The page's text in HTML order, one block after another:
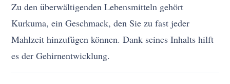
Zu den überwältigenden Lebensmitteln gehört
Kurkuma, ein Geschmack, den Sie zu fast jeder
Mahlzeit hinzufügen können. Dank seines Inhalts hilft
es der Gehirnentwicklung.